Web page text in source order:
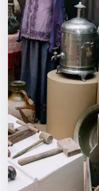
Спорт
События
Города
Площадки
Артисты
Рейтинги